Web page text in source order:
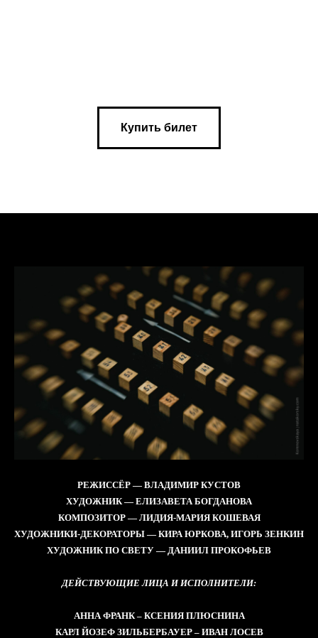
Купить билет
РЕЖИССЁР — ВЛАДИМИР КУСТОВ
ХУДОЖНИК — ЕЛИЗАВЕТА БОГДАНОВА
КОМПОЗИТОР — ЛИДИЯ-МАРИЯ КОШЕВАЯ
ХУДОЖНИКИ-ДЕКОРАТОРЫ — КИРА ЮРКОВА, ИГОРЬ ЗЕНКИН
ХУДОЖНИК ПО СВЕТУ — ДАНИИЛ ПРОКОФЬЕВ
ДЕЙСТВУЮЩИЕ ЛИЦА И ИСПОЛНИТЕЛИ:
АННА ФРАНК – КСЕНИЯ ПЛЮСНИНА
КАРЛ ЙОЗЕФ ЗИЛЬБЕРБАУЕР – ИВАН ЛОСЕВ